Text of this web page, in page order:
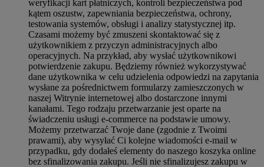
weryfikacji kart płatniczych, kontroli bezpieczeństwa pod
kątem oszustw, zapewniania bezpieczeństwa, ochrony,
testowania systemów, obsługi i analizy statystycznej itp.
Czasami możemy być zmuszeni skontaktować się z
użytkownikiem z przyczyn administracyjnych albo
operacyjnych. Na przykład, aby wysłać użytkownikowi
potwierdzenie zakupu. Będziemy również wykorzystywać
dane użytkownika w celu udzielenia odpowiedzi na zapytania
wysłane za pośrednictwem formularzy zamieszczonych w
naszej Witrynie internetowej albo dostarczone innymi
kanałami. Tego rodzaju przetwarzanie jest oparte na
świadczeniu usługi e-commerce na podstawie umowy.
Możemy przetwarzać Twoje dane (zgodnie z Twoimi
prawami), aby wysyłać Ci kolejne wiadomości e-mail w
przypadku, gdy dodałeś elementy do naszego koszyka online
bez sfinalizowania zakupu. Jeśli nie sfinalizujesz zakupu w